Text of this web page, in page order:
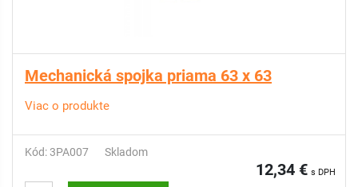
Mechanická spojka priama 63 x 63
Viac o produkte
Kód: 3PA007 Skladom
12,34 € s DPH